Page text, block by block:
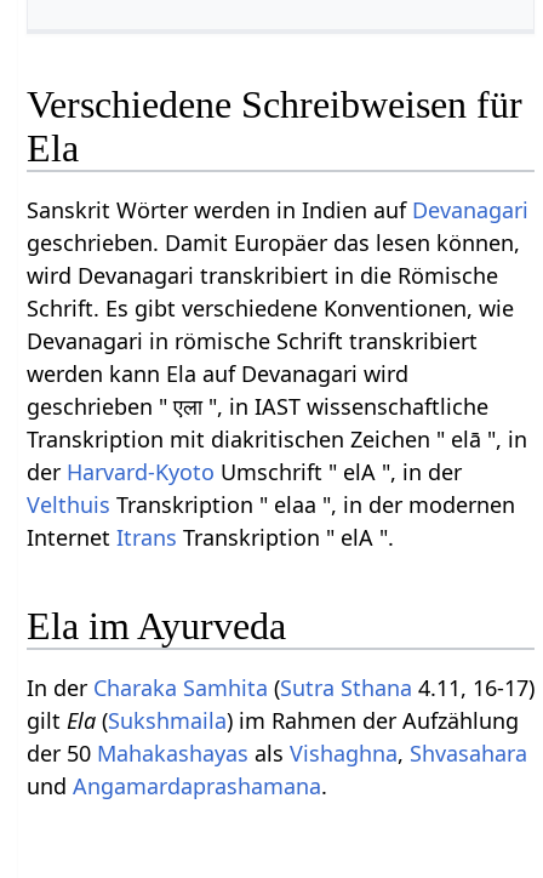
Verschiedene Schreibweisen für
Ela
Sanskrit Wörter werden in Indien auf Devanagari
geschrieben. Damit Europäer das lesen können,
wird Devanagari transkribiert in die Römische
Schrift. Es gibt verschiedene Konventionen, wie
Devanagari in römische Schrift transkribiert
werden kann Ela auf Devanagari wird
geschrieben " एला ", in IAST wissenschaftliche
Transkription mit diakritischen Zeichen " elā ", in
der Harvard-Kyoto Umschrift " elA ", in der
Velthuis Transkription " elaa ", in der modernen
InternetItrans Transkription " elA ".
Ela im Ayurveda
In der Charaka Samhita (Sutra Sthana 4.11, 16-17)
giltEla (Sukshmaila) im Rahmen der Aufzählung
der 50 Mahakashayas alsVishaghna, Shvasahara
undAngamardaprashamana.